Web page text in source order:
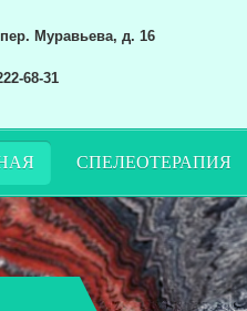
Муравьева, д. 16
68-31
СПЕЛЕОТЕРАПИЯ